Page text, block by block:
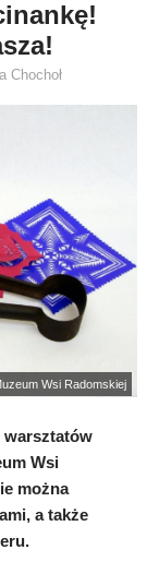
Chochoł
Wsi Radomskiej
warsztatów
Wsi
można
a także